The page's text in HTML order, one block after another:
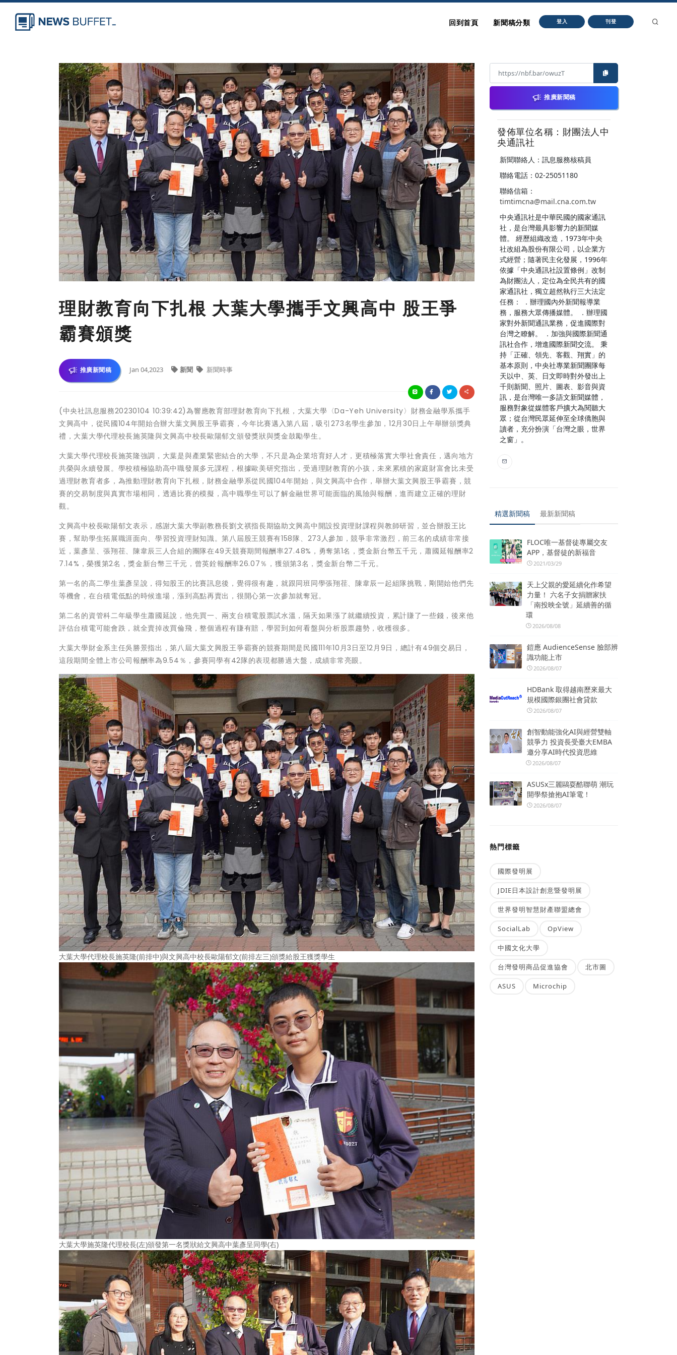
回到首頁 新聞稿分類 登入 刊登
理財教育向下扎根 大葉大學攜手文興高中 股王爭
霸賽頒獎
推廣新聞稿 Jan 04,2023 新聞 新聞時事
(中央社訊息服務20230104 10:39:42)為響應教育部理財教育向下扎根，大葉大學〈Da-Yeh University〉財務金融學系攜手
文興高中，從民國104年開始合辦大葉文興股王爭霸賽，今年比賽邁入第八屆，吸引273名學生參加，12月30日上午舉辦頒獎典
禮，大葉大學代理校長施英隆與文興高中校長歐陽郁文頒發獎狀與獎金鼓勵學生。
大葉大學代理校長施英隆強調，大葉是與產業緊密結合的大學，不只是為企業培育好人才，更積極落實大學社會責任，邁向地方
共榮與永續發展。學校積極協助高中職發展多元課程，根據歐美研究指出，受過理財教育的小孩，未來累積的家庭財富會比未受
過理財教育者多，為推動理財教育向下扎根，財務金融學系從民國104年開始，與文興高中合作，舉辦大葉文興股王爭霸賽，競
賽的交易制度與真實市場相同，透過比賽的模擬，高中職學生可以了解金融世界可能面臨的風險與報酬，進而建立正確的理財
觀。
文興高中校長歐陽郁文表示，感謝大葉大學副教務長劉文祺指長期協助文興高中開設投資理財課程與教師研習，並合辦股王比
賽，幫助學生拓展職涯面向、學習投資理財知識。第八屆股王競賽有158隊、273人參加，競爭非常激烈，前三名的成績非常接
近，葉彥呈、張翔荏、陳韋辰三人合組的團隊在49天競賽期間報酬率27.48%，勇奪第1名，獎金新台幣五千元，蕭國延報酬率2
7.14%，榮獲第2名，獎金新台幣三千元，曾英銓報酬率26.07％，獲頒第3名，獎金新台幣二千元。
第一名的高二學生葉彥呈說，得知股王的比賽訊息後，覺得很有趣，就跟同班同學張翔荏、陳韋辰一起組隊挑戰，剛開始他們先
等機會，在台積電低點的時候進場，漲到高點再賣出，很開心第一次參加就奪冠。
第二名的資管科二年級學生蕭國延說，他先買一、兩支台積電股票試水溫，隔天如果漲了就繼續投資，累計賺了一些錢，後來他
評估台積電可能會跌，就全賣掉改買倫飛，整個過程有賺有賠，學習到如何看盤與分析股票趨勢，收穫很多。
大葉大學財金系主任吳勝景指出，第八屆大葉文興股王爭霸賽的競賽期間是民國111年10月3日至12月9日，總計有49個交易日，
這段期間全體上市公司報酬率為9.54％，參賽同學有42隊的表現都勝過大盤，成績非常亮眼。
大葉大學代理校長施英隆(前排中)與文興高中校長歐陽郁文(前排左三)頒獎給股王獲獎學生
大葉大學施英隆代理校長(左)頒發第一名獎狀給文興高中葉彥呈同學(右)
推廣新聞稿
發佈單位名稱：財團法人中
央通訊社
新聞聯絡人：訊息服務核稿員
聯絡電話：02-25051180
聯絡信箱：
timtimcna@mail.cna.com.tw
中央通訊社是中華民國的國家通訊
社，是台灣最具影響力的新聞媒
體。 經歷組織改造，1973年中央
社改組為股份有限公司，以企業方
式經營；隨著民主化發展，1996年
依據「中央通訊社設置條例」改制
為財團法人，定位為全民共有的國
家通訊社，獨立超然執行三大法定
任務： ．辦理國內外新聞報導業
務，服務大眾傳播媒體。 ．辦理國
家對外新聞通訊業務，促進國際對
台灣之瞭解。 ．加強與國際新聞通
訊社合作，增進國際新聞交流。 秉
持「正確、領先、客觀、翔實」的
基本原則，中央社專業新聞團隊每
天以中、英、日文即時對外發出上
千則新聞、照片、圖表、影音與資
訊，是台灣唯一多語文新聞媒體，
服務對象從媒體客戶擴大為閱聽大
眾；從台灣民眾延伸至全球僑胞與
讀者，充分扮演「台灣之眼，世界
之窗」。
精選新聞稿 最新新聞稿
FLOC唯一基督徒專屬交友
APP，基督徒的新福音
2021/03/29
天上父親的愛延續化作希望
力量！ 六名子女捐贈家扶
「南投映全號」延續善的循
環
2026/08/08
鎧應 AudienceSense 臉部辨
識功能上市
2026/08/07
HDBank 取得越南歷來最大
規模國際銀團社會貸款
2026/08/07
創智動能強化AI與經營雙軸
競爭力 投資長受臺大EMBA
邀分享AI時代投資思維
2026/08/07
ASUSx三麗鷗耍酷聯萌 潮玩
開學祭搶抱AI筆電！
2026/08/07
熱門標籤
國際發明展
JDIE日本設計創意暨發明展
世界發明智慧財產聯盟總會
SocialLab OpView
中國文化大學
台灣發明商品促進協會 北市圖
ASUS Microchip